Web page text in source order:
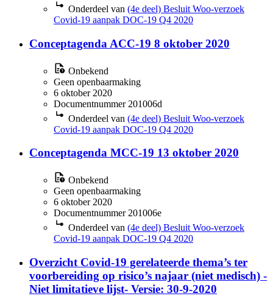
Onderdeel van (4e deel) Besluit Woo-verzoek
Covid-19 aanpak DOC-19 Q4 2020
Conceptagenda ACC-19 8 oktober 2020
Onbekend
Geen openbaarmaking
6 oktober 2020
Documentnummer 201006d
Onderdeel van (4e deel) Besluit Woo-verzoek
Covid-19 aanpak DOC-19 Q4 2020
Conceptagenda MCC-19 13 oktober 2020
Onbekend
Geen openbaarmaking
6 oktober 2020
Documentnummer 201006e
Onderdeel van (4e deel) Besluit Woo-verzoek
Covid-19 aanpak DOC-19 Q4 2020
Overzicht Covid-19 gerelateerde thema’s ter
voorbereiding op risico’s najaar (niet medisch) -
Niet limitatieve lijst- Versie: 30-9-2020